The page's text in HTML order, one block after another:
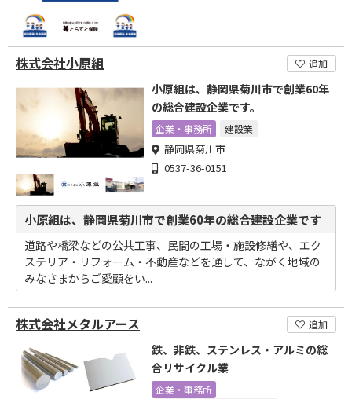
株式会社小原組 追加
小原組は、静岡県菊川市で創業60年
の総合建設企業です。
企業・事務所 建設業
静岡県菊川市
0537-36-0151
小原組は、静岡県菊川市で創業60年の総合建設企業です
道路や橋梁などの公共工事、民間の工場・施設修繕や、エク
ステリア・リフォーム・不動産などを通して、ながく地域の
みなさまからご愛顧をい...
株式会社メタルアース 追加
鉄、非鉄、ステンレス・アルミの総
合リサイクル業
企業・事務所